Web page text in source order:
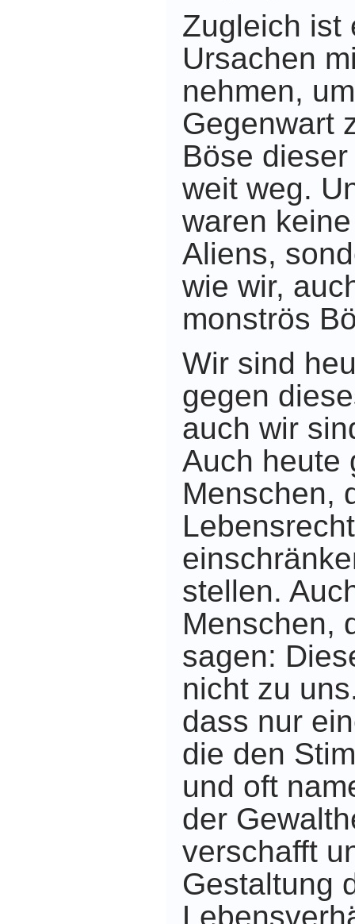
Zugleich ist
Ursachen
nehmen,
Gegenwart
Böse
weit weg.
waren
Aliens,
wie wir,
monströs
Wir sind
gegen
auch wir
Auch heute
Menschen,
stellen.
Menschen,
sagen:
nicht zu
dass nur
die den
und oft
der
verschafft
Gestaltung